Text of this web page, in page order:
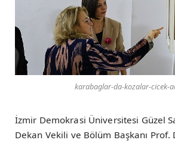
karabaglar-da-kozalar-cicek-
İzmir Demokrasi Üniversitesi Güzel
Dekan Vekili ve Bölüm Başkanı Prof.